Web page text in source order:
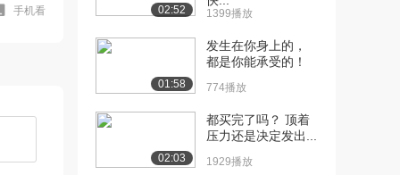
手机看
[8] 在飞机飞行中，鸟击事
件为何如此危险...
[9] 关于5G你需要知道什
么？
2.6万播放
[10] 为什么超级爆震能摧
02:52 1399播放
01:58
发生在你身上的，
都是你能承受的！
774播放
02:03
都买完了吗？ 顶着
压力还是决定发出...
1929播放